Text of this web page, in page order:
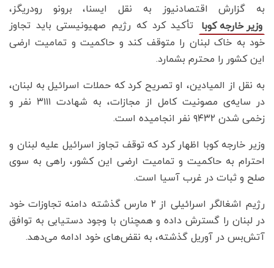
به گزارش اقتصادنیوز به نقل ایسنا، برونو رودریگز،
وزیر خارجه کوبا
تأکید کرد که رژیم صهیونیستی باید تجاوز
خود به خاک لبنان را متوقف کند و حاکمیت و تمامیت ارضی
این کشور را محترم بشمارد.
به نقل از المیادین، او تصریح کرد که حملات اسرائیل به لبنان،
در سایه‌ی مصونیت کامل از مجازات، به شهادت ۳۱۱۱ نفر و
زخمی شدن ۹۴۳۲ نفر انجامیده است.
وزیر خارجه کوبا اظهار کرد که توقف تجاوز اسرائیل علیه لبنان و
احترام به حاکمیت و تمامیت ارضی این کشور، راهی به سوی
صلح و ثبات در غرب آسیا است.
رژیم اشغالگر اسرائیلی از ۲ مارس گذشته دامنه‌ تجاوزات خود
در لبنان را گسترش داده‌ و همچنان با وجود دستیابی به توافق
آتش‌بس در آوریل گذشته، به نقض‌های خود ادامه می‌دهد.